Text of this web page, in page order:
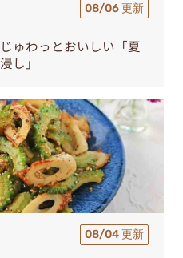
08/06 更新
ゅわっとおいしい「夏
し」
08/04 更新